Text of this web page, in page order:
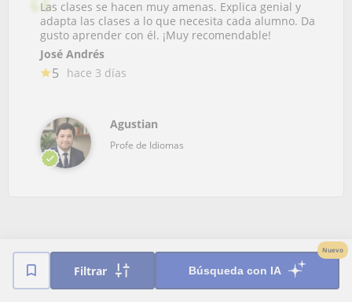
Filtrar Búsqueda con IA
Nuevo
Las clases se hacen muy amenas. Explica genial y
adapta las clases a lo que necesita cada alumno. Da
gusto aprender con él. ¡Muy recomendable!
José Andrés
5 hace 3 días
Agustian
Profe de Idiomas
Centros recomendados